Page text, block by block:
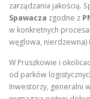
zarządzania jakością.
Spawacza zgodne z
w konkretnych
węglowa, nierdzewna)
W Pruszkowie i
od parków
Inwestorzy, generalni